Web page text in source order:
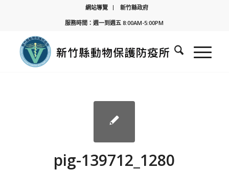
網站導覽
新竹縣政府
服務時間：週一到週五 8:00AM-5:00PM
pig-139712_1280